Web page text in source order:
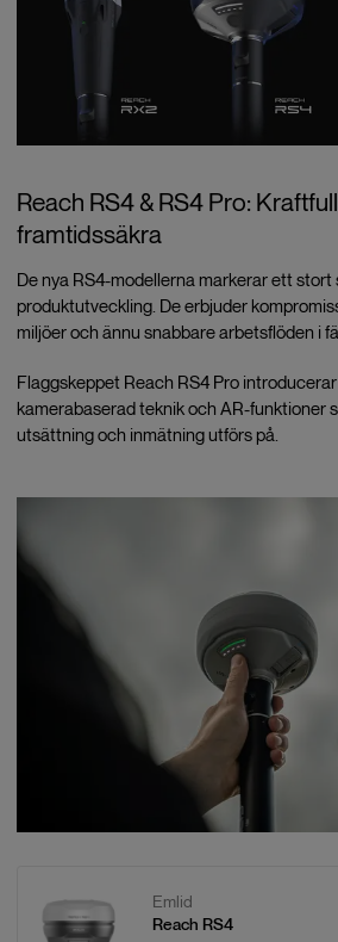
Reach RS4 & RS4 Pro:
framtidssäkra
De nya RS4-modellerna markerar ett stort
produktutveckling. De erbjuder
miljöer och ännu snabbare arbetsflöden i
Flaggskeppet Reach RS4 Pro
kamerabaserad teknik och AR-funktioner
utsättning och inmätning utförs på.
Emlid
Reach RS4